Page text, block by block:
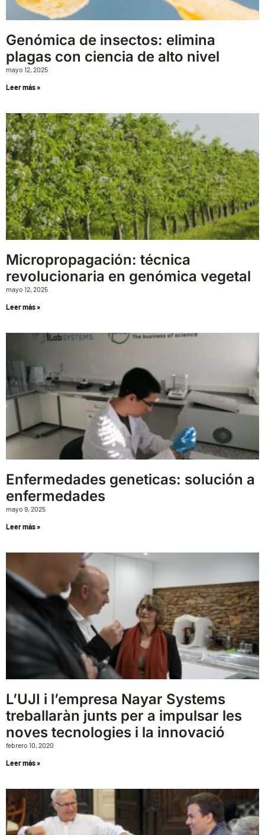
Genómica de insectos: elimina
plagas con ciencia de alto nivel
mayo 12, 2025
Leer más »
Micropropagación: técnica
revolucionaria en genómica vegetal
mayo 12, 2025
Leer más »
Enfermedades geneticas: solución a
enfermedades
mayo 9, 2025
Leer más »
L’UJI i l’empresa Nayar Systems
treballaràn junts per a impulsar les
noves tecnologies i la innovació
febrero 10, 2020
Leer más »